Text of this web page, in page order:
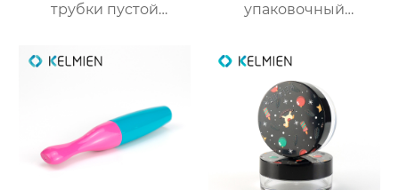
трубки пустой
упаковочный
оптом